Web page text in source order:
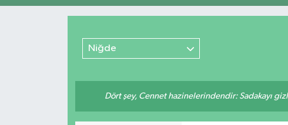
Niğde
Dört şey, Cennet hazinelerindendir: Sadakayı
Trafik Durumu
Süper Lig Puan Durumu ve Fikstür
Son Dakika Haberleri